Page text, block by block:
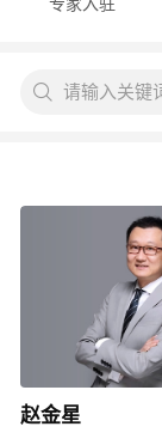
专家入驻
请输入关键
赵金星